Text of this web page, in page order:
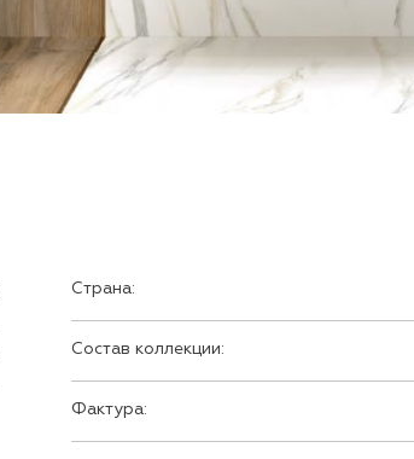
Страна:
Состав коллекции:
Фактура: